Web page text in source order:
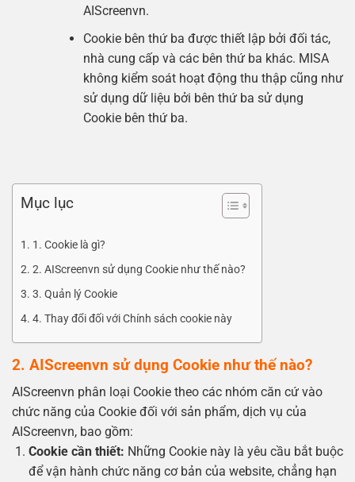
AIScreenvn.
Cookie bên thứ ba được thiết lập bởi đối tác,
nhà cung cấp và các bên thứ ba khác. MISA
không kiểm soát hoạt động thu thập cũng như
sử dụng dữ liệu bởi bên thứ ba sử dụng
Cookie bên thứ ba.
Mục lục
1. Cookie là gì?
2. AIScreenvn sử dụng Cookie như thế nào?
3. Quản lý Cookie
4. Thay đổi đối với Chính sách cookie này
2. AIScreenvn sử dụng Cookie như thế nào?
AIScreenvn phân loại Cookie theo các nhóm căn cứ vào
chức năng của Cookie đối với sản phẩm, dịch vụ của
AIScreenvn, bao gồm:
Cookie cần thiết: Những Cookie này là yêu cầu bắt buộc
để vận hành chức năng cơ bản của website, chẳng hạn